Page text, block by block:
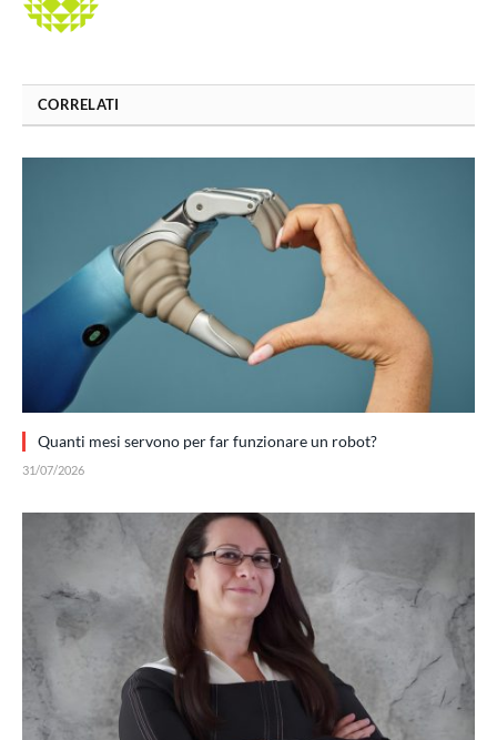
CORRELATI
Quanti mesi servono per far funzionare un robot?
31/07/2026